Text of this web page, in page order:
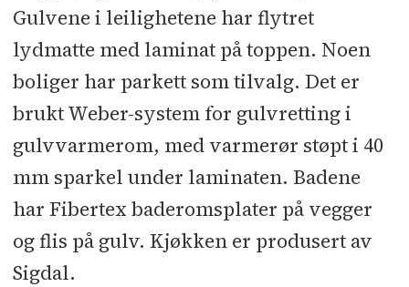
Gulvene i leilighetene har flytret
lydmatte med laminat på toppen. Noen
boliger har parkett som tilvalg. Det er
brukt Weber-system for gulvretting i
gulvvarmerom, med varmerør støpt i 40
mm sparkel under laminaten. Badene
har Fibertex baderomsplater på vegger
og flis på gulv. Kjøkken er produsert av
Sigdal.